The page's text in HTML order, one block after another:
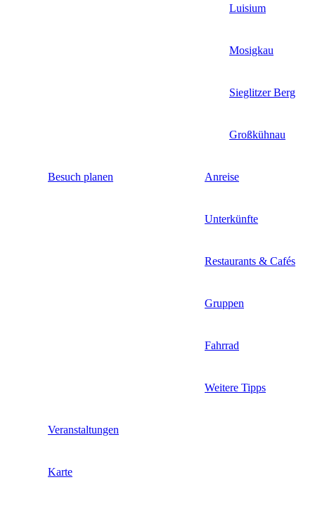
Luisium
Mosigkau
Sieglitzer Berg
Großkühnau
Besuch planen Anreise
Unterkünfte
Restaurants & Cafés
Gruppen
Fahrrad
Weitere Tipps
Veranstaltungen
Karte